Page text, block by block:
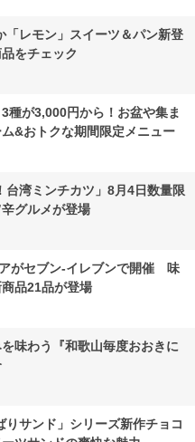
「レモン」スイーツ＆パン新登
をチェック
種が3,000円から！お盆や集ま
&おトクな期間限定メニュー
台湾ミンチカツ」8月4日数量限
グルメが登場
がセブン-イレブンで開催 味
品21品が登場
味わう『和歌山毎度おおきに
りサンド」シリーズ新作チョコ